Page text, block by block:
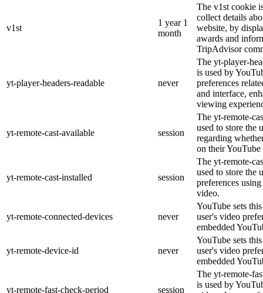
v1st
1 year 1
month
The v1st cookie
collect details
website, by
awards and
TripAdvisor
yt-player-headers-readable never
The yt-player-
is used by
preferences
and interface,
viewing
yt-remote-cast-available session
The yt-remote-
used to store the
regarding
on their
yt-remote-cast-installed session
The yt-remote-
used to store the
preferences
video.
yt-remote-connected-devices never
YouTube sets
user's video
embedded
yt-remote-device-id never
YouTube sets
user's video
embedded
yt-remote-fast-check-period session
The yt-remote-
is used by